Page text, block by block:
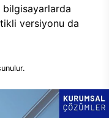
bilgisayarlarda
versiyonu da